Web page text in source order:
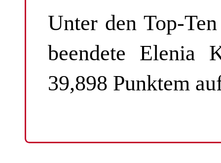
Unter den Top-
beendete Elenia
39,898 Punktem